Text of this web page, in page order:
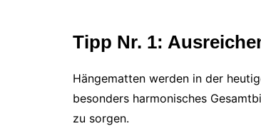
Tipp Nr. 1:
Hängematten werden in der
besonders harmonisches
zu sorgen.